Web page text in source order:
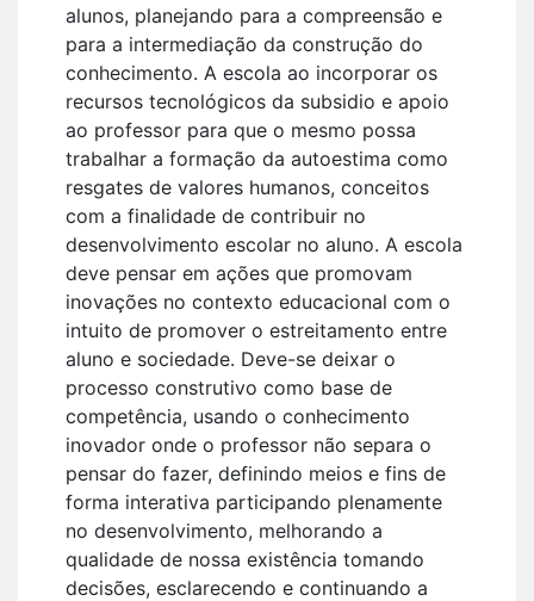
alunos, planejando para a compreensão e
para a intermediação da construção do
conhecimento. A escola ao incorporar os
recursos tecnológicos da subsidio e apoio
ao professor para que o mesmo possa
trabalhar a formação da autoestima como
resgates de valores humanos, conceitos
com a finalidade de contribuir no
desenvolvimento escolar no aluno. A escola
deve pensar em ações que promovam
inovações no contexto educacional com o
intuito de promover o estreitamento entre
aluno e sociedade. Deve-se deixar o
processo construtivo como base de
competência, usando o conhecimento
inovador onde o professor não separa o
pensar do fazer, definindo meios e fins de
forma interativa participando plenamente
no desenvolvimento, melhorando a
qualidade de nossa existência tomando
decisões, esclarecendo e continuando a